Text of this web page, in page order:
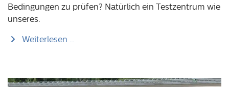
Bedingungen zu prüfen? Natürlich ein Testzentrum wie
unseres.
Weiterlesen …